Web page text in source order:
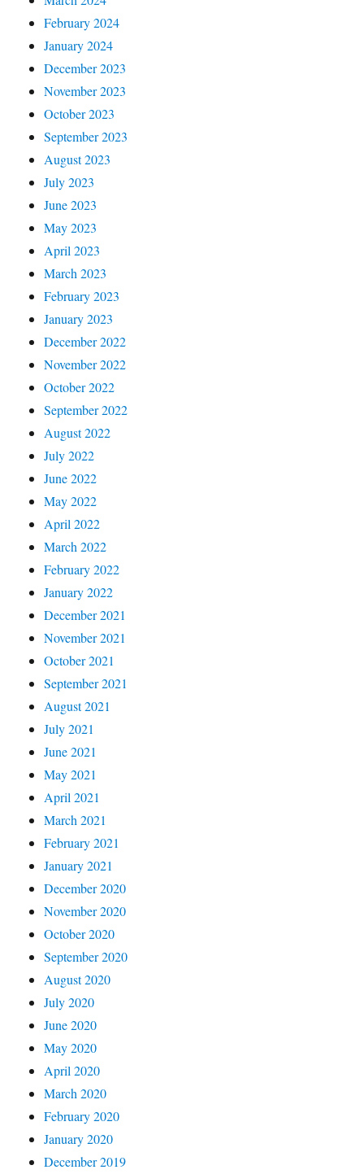
February 2024
January 2024
December 2023
November 2023
October 2023
September 2023
August 2023
July 2023
June 2023
May 2023
April 2023
March 2023
February 2023
January 2023
December 2022
November 2022
October 2022
September 2022
August 2022
July 2022
June 2022
May 2022
April 2022
March 2022
February 2022
January 2022
December 2021
November 2021
October 2021
September 2021
August 2021
July 2021
June 2021
May 2021
April 2021
March 2021
February 2021
January 2021
December 2020
November 2020
October 2020
September 2020
August 2020
July 2020
June 2020
May 2020
April 2020
March 2020
February 2020
January 2020
December 2019